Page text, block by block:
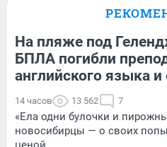
На пляже под
БПЛА погибли
английского языка
14 часов 13 562 7
«Ела одни булочки и
новосибирцы — о своих